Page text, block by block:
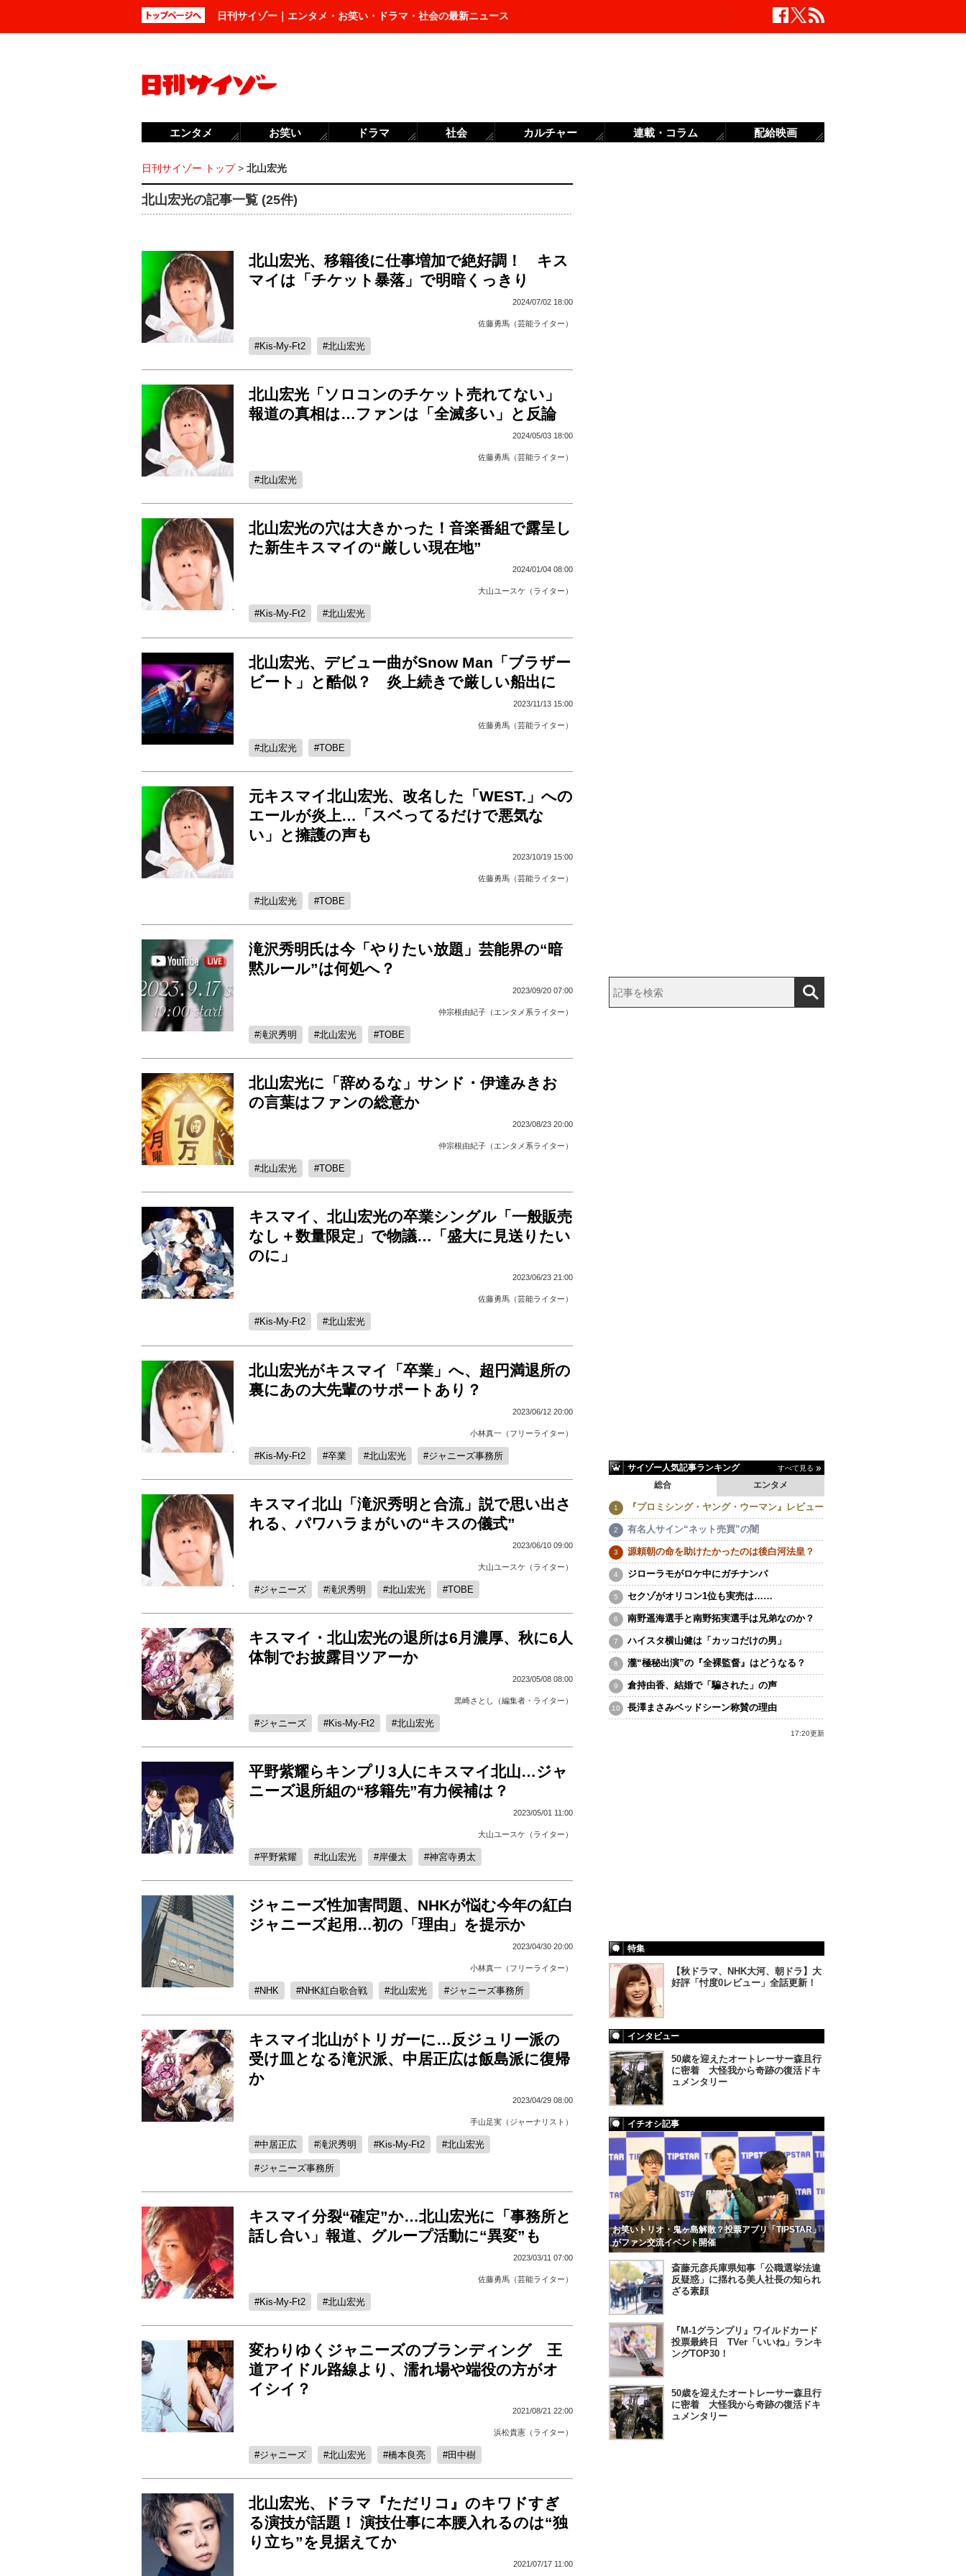
日刊サイゾー｜エンタメ・お笑い・ドラマ・社会の最新ニュース
日刊サイゾー トップ> 北山宏光
北山宏光の記事一覧 (25件)
北山宏光、移籍後に仕事増加で絶好調！ キス
マイは「チケット暴落」で明暗くっきり
2024/07/02 18:00
佐藤勇馬（芸能ライター）
Kis-My-Ft2 北山宏光
北山宏光「ソロコンのチケット売れてない」
報道の真相は…ファンは「全滅多い」と反論
2024/05/03 18:00
佐藤勇馬（芸能ライター）
北山宏光
北山宏光の穴は大きかった！音楽番組で露呈し
た新生キスマイの“厳しい現在地”
2024/01/04 08:00
大山ユースケ（ライター）
Kis-My-Ft2 北山宏光
北山宏光、デビュー曲がSnow Man「ブラザー
ビート」と酷似？ 炎上続きで厳しい船出に
2023/11/13 15:00
佐藤勇馬（芸能ライター）
北山宏光 TOBE
元キスマイ北山宏光、改名した「WEST.」への
エールが炎上…「スベってるだけで悪気な
い」と擁護の声も
2023/10/19 15:00
佐藤勇馬（芸能ライター）
北山宏光 TOBE
滝沢秀明氏は今「やりたい放題」芸能界の“暗
黙ルール”は何処へ？
2023/09/20 07:00
仲宗根由紀子（エンタメ系ライター）
滝沢秀明 北山宏光 TOBE
北山宏光に「辞めるな」サンド・伊達みきお
の言葉はファンの総意か
2023/08/23 20:00
仲宗根由紀子（エンタメ系ライター）
北山宏光 TOBE
キスマイ、北山宏光の卒業シングル「一般販売
なし＋数量限定」で物議…「盛大に見送りたい
のに」
2023/06/23 21:00
佐藤勇馬（芸能ライター）
Kis-My-Ft2 北山宏光
北山宏光がキスマイ「卒業」へ、超円満退所の
裏にあの大先輩のサポートあり？
2023/06/12 20:00
小林真一（フリーライター）
Kis-My-Ft2 卒業 北山宏光 ジャニーズ事務所
キスマイ北山「滝沢秀明と合流」説で思い出さ
れる、パワハラまがいの“キスの儀式”
2023/06/10 09:00
大山ユースケ（ライター）
ジャニーズ 滝沢秀明 北山宏光 TOBE
キスマイ・北山宏光の退所は6月濃厚、秋に6人
体制でお披露目ツアーか
2023/05/08 08:00
黒崎さとし（編集者・ライター）
ジャニーズ Kis-My-Ft2 北山宏光
平野紫耀らキンプリ3人にキスマイ北山…ジャ
ニーズ退所組の“移籍先”有力候補は？
2023/05/01 11:00
大山ユースケ（ライター）
平野紫耀 北山宏光 岸優太 神宮寺勇太
ジャニーズ性加害問題、NHKが悩む今年の紅白
ジャニーズ起用…初の「理由」を提示か
2023/04/30 20:00
小林真一（フリーライター）
NHK NHK紅白歌合戦 北山宏光 ジャニーズ事務所
キスマイ北山がトリガーに…反ジュリー派の
受け皿となる滝沢派、中居正広は飯島派に復帰
か
2023/04/29 08:00
手山足実（ジャーナリスト）
中居正広 滝沢秀明 Kis-My-Ft2 北山宏光
ジャニーズ事務所
キスマイ分裂“確定”か…北山宏光に「事務所と
話し合い」報道、グループ活動に“異変”も
2023/03/11 07:00
佐藤勇馬（芸能ライター）
Kis-My-Ft2 北山宏光
変わりゆくジャニーズのブランディング 王
道アイドル路線より、濡れ場や端役の方がオ
イシイ？
2021/08/21 22:00
浜松貴憲（ライター）
ジャニーズ 北山宏光 橋本良亮 田中樹
北山宏光、ドラマ『ただリコ』のキワドすぎ
る演技が話題！ 演技仕事に本腰入れるのは“独
り立ち”を見据えてか
2021/07/17 11:00
サイゾー人気記事ランキング すべて見る
エンタメ
総合
『プロミシング・ヤング・ウーマン』レビュー
有名人サイン“ネット売買”の闇
源頼朝の命を助けたかったのは後白河法皇？
ジローラモがロケ中にガチナンパ
セクゾがオリコン1位も実売は……
南野遥海選手と南野拓実選手は兄弟なのか？
ハイスタ横山健は「カッコだけの男」
瀧“極秘出演”の『全裸監督』はどうなる？
倉持由香、結婚で「騙された」の声
長澤まさみベッドシーン称賛の理由
17:20更新
特集
【秋ドラマ、NHK大河、朝ドラ】大
好評「忖度0レビュー」全話更新！
インタビュー
50歳を迎えたオートレーサー森且行
に密着 大怪我から奇跡の復活ドキ
ュメンタリー
イチオシ記事
お笑いトリオ・鬼ヶ島解散？投票アプリ「TIPSTAR」
がファン交流イベント開催
斎藤元彦兵庫県知事「公職選挙法違
反疑惑」に揺れる美人社長の知られ
ざる素顔
『M-1グランプリ』ワイルドカード
投票最終日 TVer「いいね」ランキ
ングTOP30！
50歳を迎えたオートレーサー森且行
に密着 大怪我から奇跡の復活ドキ
ュメンタリー
エンタメ お笑い ドラマ 社会 カルチャー 連載・コラム 配給映画